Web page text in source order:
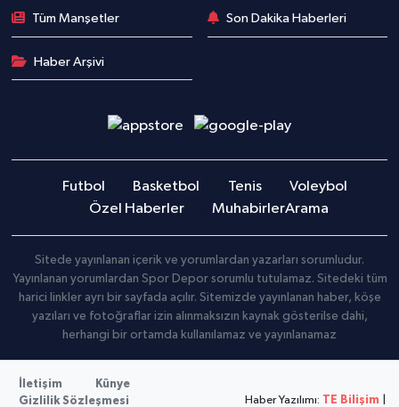
Tüm Manşetler Son Dakika Haberleri
Haber Arşivi
Futbol Basketbol Tenis
Voleybol
Özel Haberler
MuhabirlerArama
Sitede yayınlanan içerik ve yorumlardan yazarları sorumludur.
Yayınlanan yorumlardan Spor Depor sorumlu tutulamaz. Sitedeki tüm
harici linkler ayrı bir sayfada açılır. Sitemizde yayınlanan haber, köşe
yazıları ve fotoğraflar izin alınmaksızın kaynak gösterilse dahi,
herhangi bir ortamda kullanılamaz ve yayınlanamaz
İletişim
Künye
Gizlilik Sözleşmesi
Haber Yazılımı: TE Bilişim